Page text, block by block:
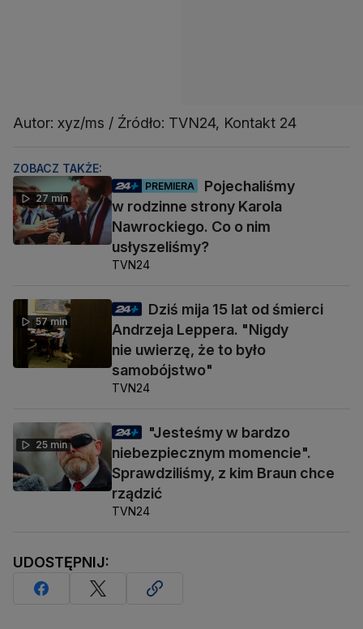
Autor: xyz/ms / Źródło: TVN24, Kontakt 24
ZOBACZ TAKŻE:
27 min
PREMIERA
Pojechaliśmy
w rodzinne strony Karola
Nawrockiego. Co o nim
usłyszeliśmy?
TVN24
57 min
Dziś mija 15 lat od śmierci
Andrzeja Leppera. "Nigdy
nie uwierzę, że to było
samobójstwo"
TVN24
25 min
"Jesteśmy w bardzo
niebezpiecznym momencie".
Sprawdziliśmy, z kim Braun chce
rządzić
TVN24
UDOSTĘPNIJ: